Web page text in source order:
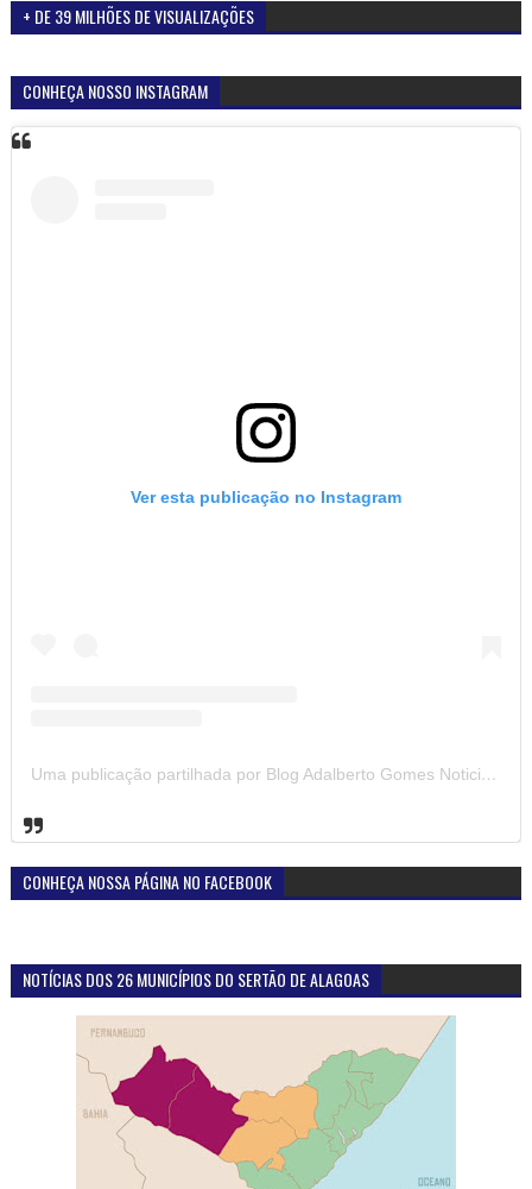
+ DE 39 MILHÕES DE VISUALIZAÇÕES
CONHEÇA NOSSO INSTAGRAM
Ver esta publicação no Instagram
Uma publicação partilhada por Blog Adalberto Gomes Noticias (@blogadalbertogomesnoticiass)
CONHEÇA NOSSA PÁGINA NO FACEBOOK
NOTÍCIAS DOS 26 MUNICÍPIOS DO SERTÃO DE ALAGOAS